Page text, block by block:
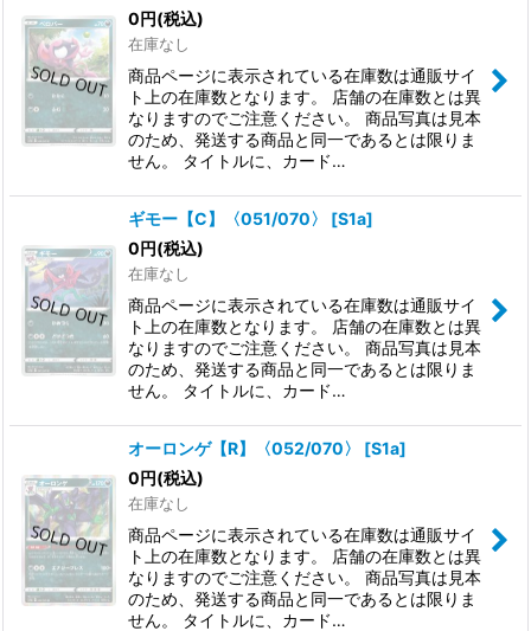
0円(税込)
在庫なし
商品ページに表示されている在庫数は通販サイ
ト上の在庫数となります。 店舗の在庫数とは異
なりますのでご注意ください。 商品写真は見本
のため、発送する商品と同一であるとは限りま
せん。 タイトルに、カード…
ギモー【C】〈051/070〉 [S1a]
0円(税込)
在庫なし
商品ページに表示されている在庫数は通販サイ
ト上の在庫数となります。 店舗の在庫数とは異
なりますのでご注意ください。 商品写真は見本
のため、発送する商品と同一であるとは限りま
せん。 タイトルに、カード…
オーロンゲ【R】〈052/070〉 [S1a]
0円(税込)
在庫なし
商品ページに表示されている在庫数は通販サイ
ト上の在庫数となります。 店舗の在庫数とは異
なりますのでご注意ください。 商品写真は見本
のため、発送する商品と同一であるとは限りま
せん。 タイトルに、カード…